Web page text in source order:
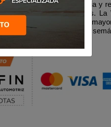
estilo retro, potencia y
mundo de las dos ruedas. La
frenos de disco para
te hará destacar en cada